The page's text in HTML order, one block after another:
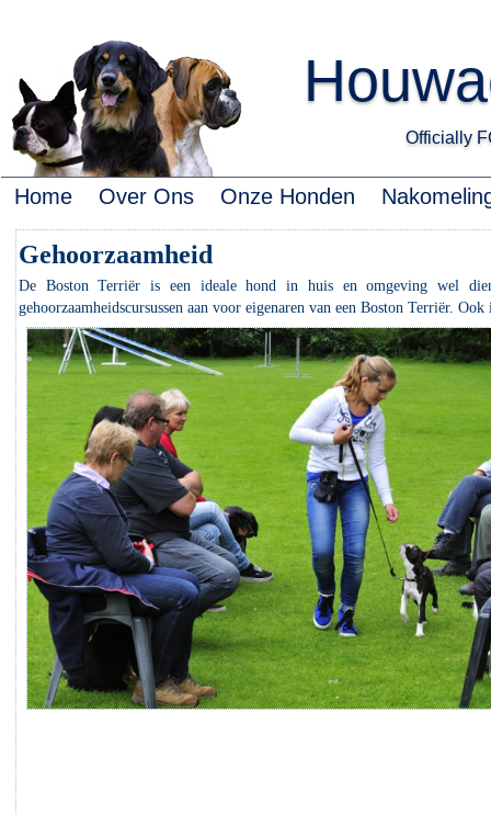
Officially
Home Over Ons Onze Honden
Gehoorzaamheid
De Boston Terriër is een ideale hond in huis en omgeving wel
gehoorzaamheidscursussen aan voor eigenaren van een Boston Terriër.